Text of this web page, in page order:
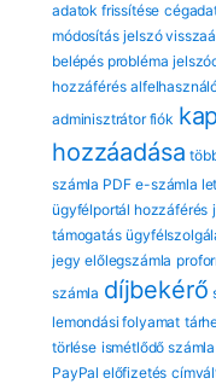
adatok frissítése
módosítás jelszó
belépés probléma
hozzáférés
adminisztrátor fiók
hozzáadása
számla PDF e-számla
ügyfélportál hozzáférés
támogatás
jegy előlegszámla
számla díjbekérő
lemondási folyamat
törlése ismétlődő számla
PayPal előfizetés